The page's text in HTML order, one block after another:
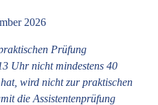
2026
Prüfung
Uhr nicht mindestens 40
wird nicht zur praktischen
die Assistentenprüfung